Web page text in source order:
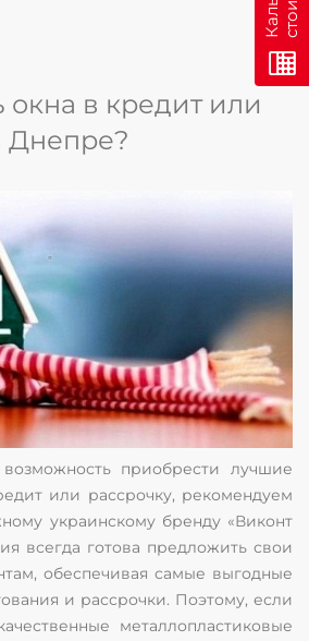
окна в кредит или
Днепре?
приобрести лучшие
или рассрочку, рекомендуем
украинскому бренду «Виконт
всегда готова предложить свои
обеспечивая самые выгодные
и рассрочки. Поэтому, если
металлопластиковые